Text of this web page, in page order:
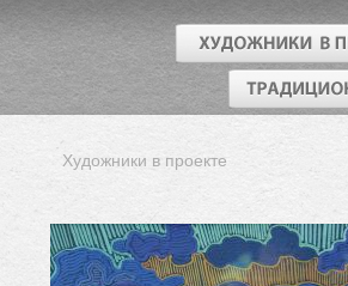
Художники в проекте